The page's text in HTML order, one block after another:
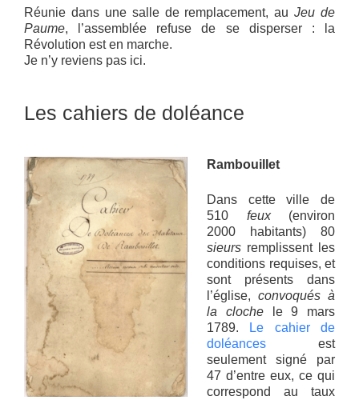
Réunie dans une salle de remplacement, auJeu de
Paume, l’assemblée refuse de se disperser : la
Révolution est en marche.
Je n’y reviens pas ici.
Les cahiers de doléance
Rambouillet
Dans cette ville de
510 feux(environ
2000 habitants) 80
sieurs remplissent les
conditions requises, et
sont présents dans
l’église, convoqués à
la cloche
le 9 mars
1789. Le cahier de
doléances est
seulement signé par
47 d’entre eux, ce qui
correspond au taux